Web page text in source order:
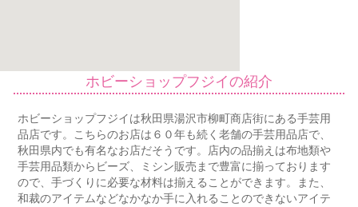
ホビーショップフジイの紹介
ホビーショップフジイは秋田県湯沢市柳町商店街にある手芸用
品店です。こちらのお店は６０年も続く老舗の手芸用品店で、
秋田県内でも有名なお店だそうです。店内の品揃えは布地類や
手芸用品類からビーズ、ミシン販売まで豊富に揃っております
ので、手づくりに必要な材料は揃えることができます。また、
和裁のアイテムなどなかなか手に入れることのできないアイテ